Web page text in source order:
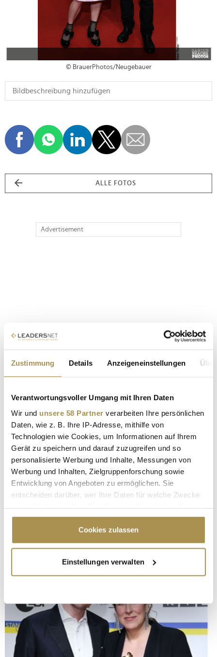
Zustimmung Details Anzeigeneinstellungen
Verantwortungsvoller Umgang mit Ihren Daten
Wir und unsere 58 Partner verarbeiten Ihre persönlichen
Daten, wie z. B. Ihre IP-Adresse, mithilfe von
Technologien wie Cookies, um Informationen auf Ihrem
Gerät zu speichern und darauf zuzugreifen und so
personalisierte Werbung und Inhalte, Messungen von
Werbung und Inhalten, Zielgruppenforschung sowie
Entwicklung von Angeboten zu ermöglichen. Sie
entscheiden darüber, wer Ihre Daten für welche Zwecke
Cookie-Erklärung oder durch Klicken auf das Privacy
Trigger Symbol ändern oder widerrufen
Informationen über Ihre geografische Lage
erfassen, welche bis auf einige Meter genau sein
bestimmten Merkmalen (Fingerprinting) identifizieren
Erfahren Sie mehr darüber, wie Ihre persönlichen Daten
verarbeitet werden, und legen Sie Ihre Präferenzen im
Abschnitt Einzelheitenfest.
Cookies zulassen
Einstellungen verwalten
© BrauerPhotos/Neugebauer
ALLE FOTOS
Advertisement